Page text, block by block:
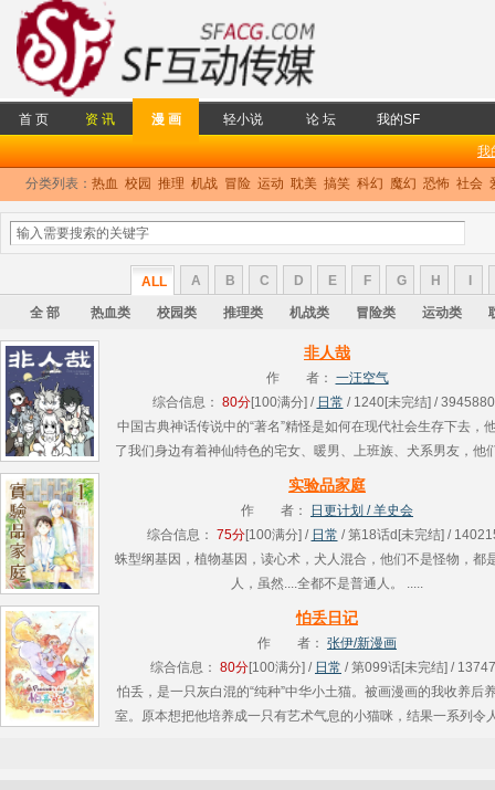
首 页 资 讯 漫 画 轻小说 论 坛 我的SF
我
分类列表： 热血 校园 推理 机战 冒险 运动 耽美 搞笑 科幻 魔幻 恐怖 社会
ALL A B C D E F G H
全 部 热血类 校园类 推理类 机战类 冒险类 运动类
非人哉
作 者： 一汪空气
综合信息： 80分[100满分] / 日常 / 1240[未完结] /
中国古典神话传说中的“著名”精怪是如何在现代社会生存下去，
了我们身边有着神仙特色的宅女、暖男、上班族、犬系男友，他
生活中搞笑而怪诞的小故事，关乎快乐、关乎友情，在我们平凡
实验品家庭
作 者：
日更计划 / 羊史会
综合信息： 75分[100满分] / 日常 / 第18话d[未完结] /
蛛型纲基因，植物基因，读心术，犬人混合，他们不是怪物，都
人，虽然....全都不是普通人。 .....
怕丢日记
作 者： 张伊/新漫画
综合信息： 80分[100满分] / 日常 / 第099话[未完结] /
怕丢，是一只灰白混的“纯种”中华小土猫。被画漫画的我收养后
室。原本想把他培养成一只有艺术气息的小猫咪，结果一系列令